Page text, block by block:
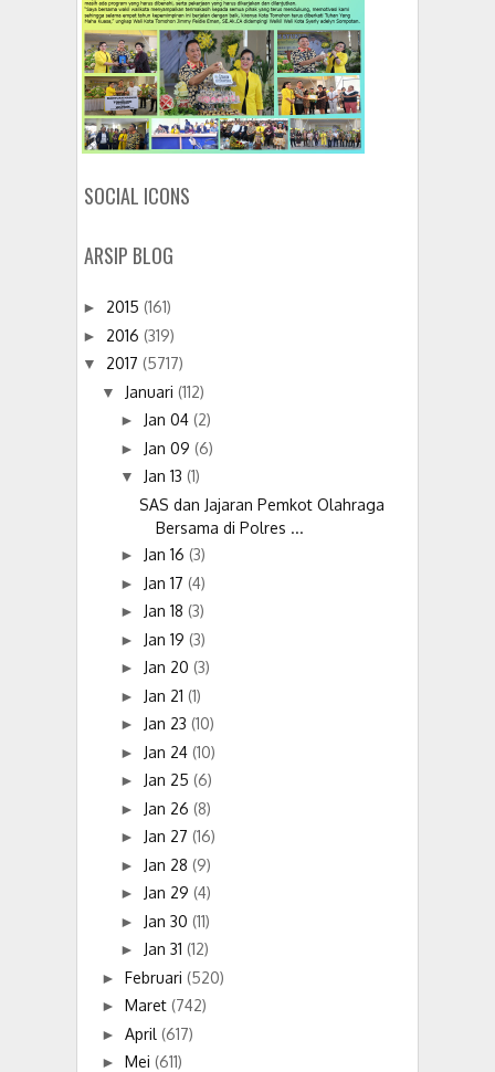
SOCIAL ICONS
ARSIP BLOG
► 2015 (161)
► 2016 (319)
▼ 2017 (5717)
▼ Januari (112)
► Jan 04 (2)
► Jan 09 (6)
▼ Jan 13 (1)
SAS dan Jajaran Pemkot Olahraga
Bersama di Polres ...
► Jan 16 (3)
► Jan 17 (4)
► Jan 18 (3)
► Jan 19 (3)
► Jan 20 (3)
► Jan 21 (1)
► Jan 23 (10)
► Jan 24 (10)
► Jan 25 (6)
► Jan 26 (8)
► Jan 27 (16)
► Jan 28 (9)
► Jan 29 (4)
► Jan 30 (11)
► Jan 31 (12)
► Februari (520)
► Maret (742)
► April (617)
► Mei (611)